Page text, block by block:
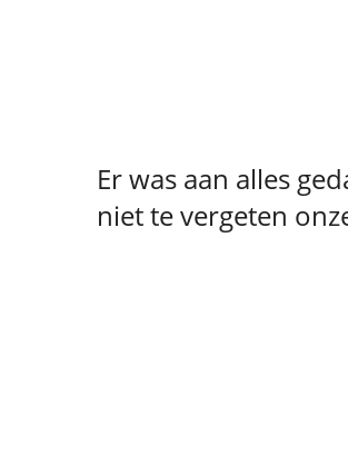
Er was aan alles
niet te vergeten